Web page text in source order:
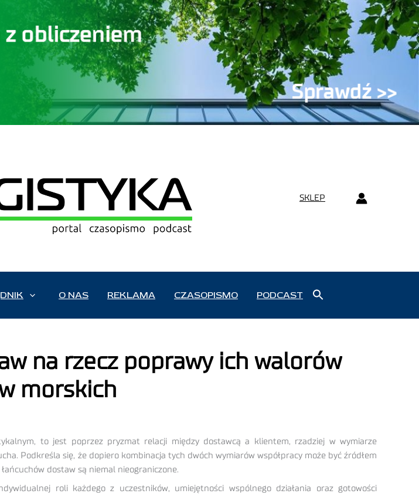
SKLEP
O NAS REKLAMA CZASOPISMO PODCAST
na rzecz poprawy ich walorów
morskich
to jest poprzez pryzmat relacji między dostawcą a klientem, rzadziej w wymiarze
Podkreśla się, że dopiero kombinacja tych dwóch wymiarów współpracy może być źródłem
dostaw są niemal nieograniczone.
roli każdego z uczestników, umiejętności wspólnego działania oraz gotowości